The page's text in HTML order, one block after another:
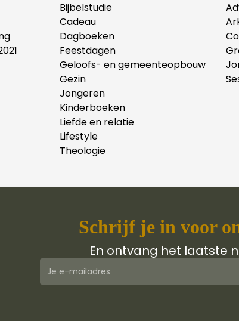
Bijbelstudie
Cadeau
Dagboeken
Feestdagen
Geloofs- en gemeenteopbouw
Gezin
Jongeren
Kinderboeken
Liefde en relatie
Lifestyle
Theologie
Schrijf je in voor
En ontvang het laatste